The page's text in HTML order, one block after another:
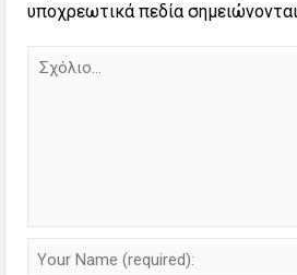
υποχρεωτικά πεδία